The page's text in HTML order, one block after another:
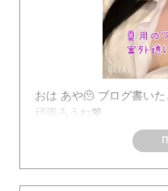
おは あや🫠 ブログ書い
頑張ろうね💖